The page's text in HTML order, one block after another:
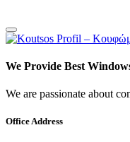
We Provide Best
We are passionate about
Office Address